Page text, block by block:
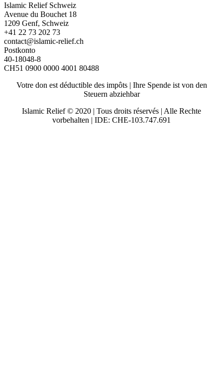
Islamic Relief Schweiz
Avenue du Bouchet 18
1209 Genf, Schweiz
+41 22 73 202 73
contact@islamic-relief.ch
Postkonto
40-18048-8
CH51 0900 0000 4001 80488
Votre don est déductible des impôts | Ihre Spende ist von den
Steuern abziehbar
Islamic Relief © 2020 | Tous droits réservés | Alle Rechte
vorbehalten | IDE: CHE-103.747.691